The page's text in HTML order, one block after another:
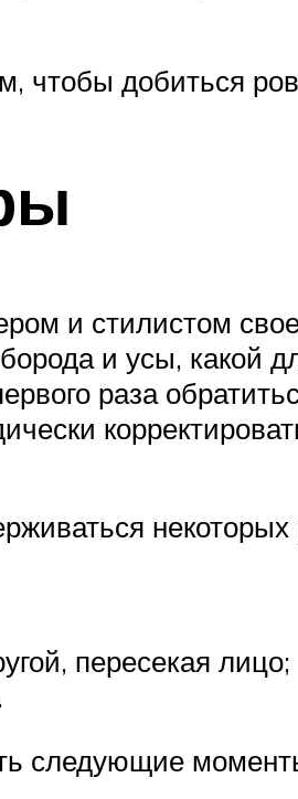
чтобы добиться
и стилистом
и усы, какой
раза
пересекая лицо;
следующие